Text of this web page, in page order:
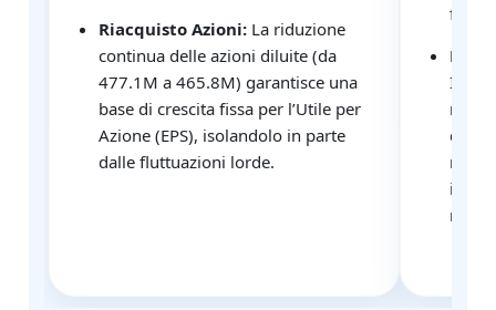
Riacquisto Azioni: La riduzione
continua delle azioni diluite (da
477.1M a 465.8M) garantisce una
base di crescita fissa per l’Utile per
Azione (EPS), isolandolo in parte
dalle fluttuazioni lorde.
In
dalla
ritmo